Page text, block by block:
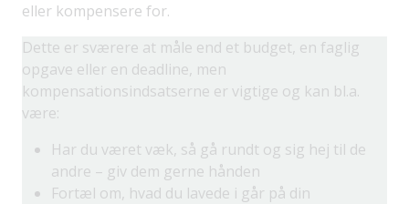
eller kompensere for.
Dette er sværere at måle end et budget, en faglig
opgave eller en deadline, men
kompensationsindsatserne er vigtige og kan bl.a.
være:
Har du været væk, så gå rundt og sig hej til de
andre – giv dem gerne hånden
Fortæl om, hvad du lavede i går på din